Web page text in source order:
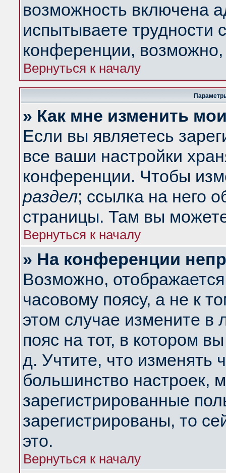
возможность включена
испытываете трудности
конференции,
Вернуться к началу
» Как мне изменить
Если вы являетесь
все ваши настройки
конференции. Чтобы
раздел; ссылка на него
страницы. Там вы
Вернуться к началу
» На конференции
Возможно,
часовому поясу, а не к
этом случае измените в
пояс на тот, в котором
д. Учтите, что изменять
большинство настроек,
зарегистрированные
зарегистрированы, то
это.
Вернуться к началу